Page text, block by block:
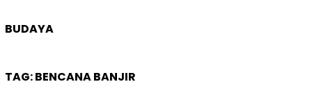
BUDAYA
TAG:BENCANA BANJIR